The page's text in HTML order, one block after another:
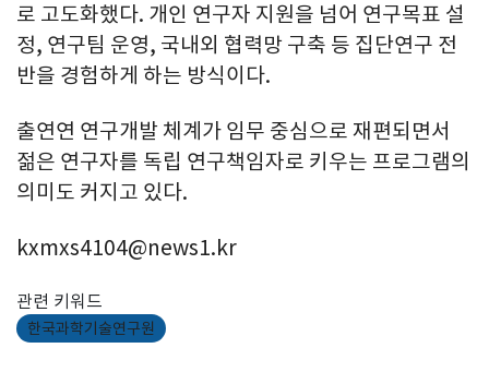
로 고도화했다. 개인 연구자 지원을 넘어 연구목표 설
정, 연구팀 운영, 국내외 협력망 구축 등 집단연구 전
반을 경험하게 하는 방식이다.
출연연 연구개발 체계가 임무 중심으로 재편되면서
젊은 연구자를 독립 연구책임자로 키우는 프로그램의
의미도 커지고 있다.
kxmxs4104@news1.kr
관련 키워드
한국과학기술연구원